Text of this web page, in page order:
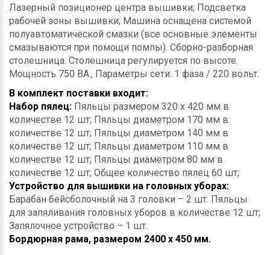
Лазерный позиционер центра вышивки; Подсветка
рабочей зоны вышивки; Машина оснащена системой
полуавтоматической смазки (все основные элементы
смазываются при помощи помпы). Сборно-разборная
столешница. Столешница регулируется по высоте.
Мощность 750 ВА., Параметры сети: 1 фаза / 220 вольт.
В комплект поставки входит:
Набор пялец: Пяльцы размером 320 х 420 мм в
количестве 12 шт; Пяльцы диаметром 170 мм в
количестве 12 шт; Пяльцы диаметром 140 мм в
количестве 12 шт; Пяльцы диаметром 110 мм в
количестве 12 шт; Пяльцы диаметром 80 мм в
количестве 12 шт; Общее количество пялец 60 шт;
Устройство для вышивки на головных уборах:
Барабан бейсболочный на 3 головки – 2 шт. Пяльцы
для запяливания головных уборов в количестве 12 шт;
Запялочное устройство – 1 шт.
Бордюрная рама, размером 2400 х 450 мм.